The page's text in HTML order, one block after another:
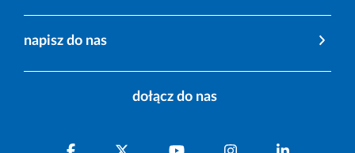
napisz do nas
dołącz do nas